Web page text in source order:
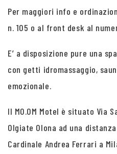
Per maggiori info e
n. 105 o al front desk al
E’ a disposizione pure una
con getti idromassaggio,
emozionale.
Il MO.OM Motel è situato Via
Olgiate Olona ad una
Cardinale Andrea Ferrari a